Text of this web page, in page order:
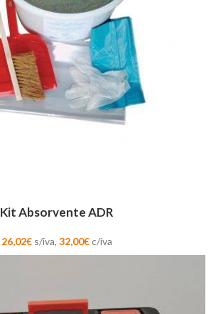
Kit Absorvente ADR
26,02€ s/iva, 32,00€c/iva